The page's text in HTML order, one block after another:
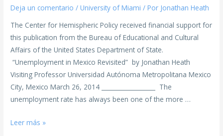
Deja un comentario /University of Miami / Por Jonathan Heath
The Center for Hemispheric Policy received financial support for
this publication from the Bureau of Educational and Cultural
Affairs of the United States Department of State.
“Unemployment in Mexico Revisited” by Jonathan Heath
Visiting Professor Universidad Autónoma Metropolitana Mexico
City, Mexico March 26, 2014 __________________ The
unemployment rate has always been one of the more …
Leer más »